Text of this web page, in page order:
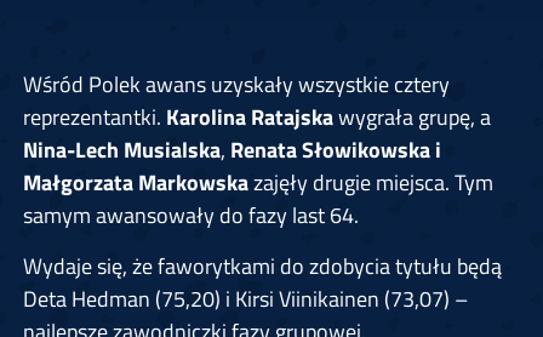
Wśród Polek awans uzyskały wszystkie cztery
reprezentantki. Karolina Ratajskawygrała grupę, a
Nina-Lech Musialska, Renata Słowikowska i
Małgorzata Markowskazajęły drugie miejsca. Tym
samym awansowały do fazy last 64.
Wydaje się, że faworytkami do zdobycia tytułu będą
Deta Hedman (75,20) i Kirsi Viinikainen (73,07) –